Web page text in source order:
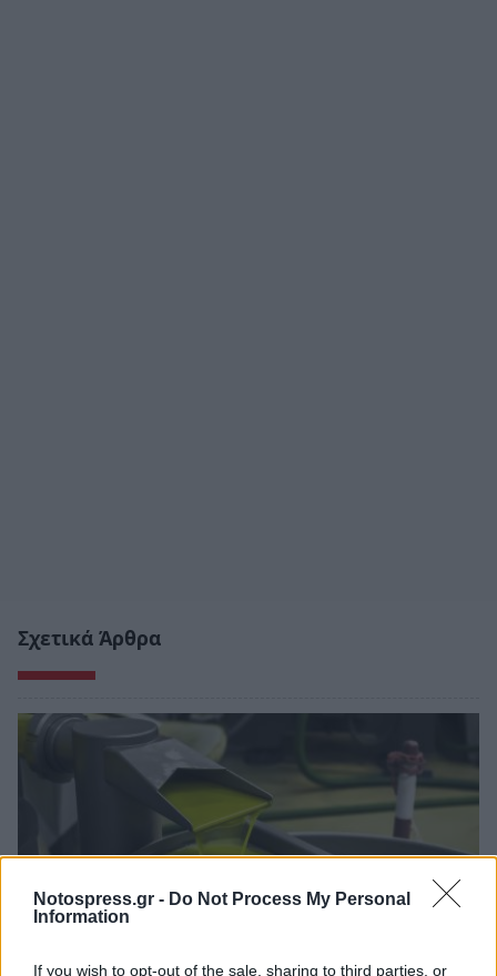
Notospress.gr - Do Not Process My Personal
Information
If you wish to opt-out of the sale, sharing to third parties, or
Σχετικά Άρθρα